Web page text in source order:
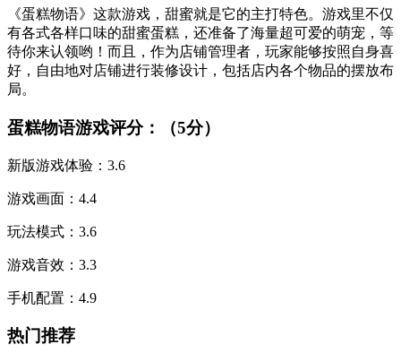
《蛋糕物语》这款游戏，甜蜜就是它的主打特色。游戏里不仅
有各式各样口味的甜蜜蛋糕，还准备了海量超可爱的萌宠，等
待你来认领哟！而且，作为店铺管理者，玩家能够按照自身喜
好，自由地对店铺进行装修设计，包括店内各个物品的摆放布
局。
蛋糕物语游戏评分：（5分）
新版游戏体验：3.6
游戏画面：4.4
玩法模式：3.6
游戏音效：3.3
手机配置：4.9
热门推荐